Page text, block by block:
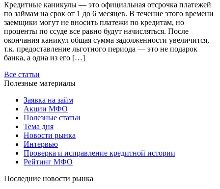
Кредитные каникулы — это официальная отсрочка платежей
по займам на срок от 1 до 6 месяцев. В течение этого времени
заемщики могут не вносить платежи по кредитам, но
проценты по ссуде все равно будут начисляться. После
окончания каникул общая сумма задолженности увеличится,
т.к. предоставление льготного периода — это не подарок
банка, а одна из его […]
Все статьи
Полезные материалы
Заявка на займ
Акции МФО
Полезные статьи
Тема дня
Новости рынка
Интервью
Проверка и исправление кредитной истории
Рейтинг МФО
Последние новости рынка